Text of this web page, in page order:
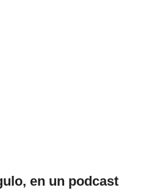
en un podcast